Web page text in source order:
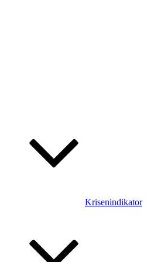
Krisenindikator